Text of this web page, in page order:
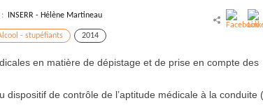
: INSERR - Hélène Martineau
- stupéfiants 2014
en matière de dépistage et de prise en compte des
de contrôle de l’aptitude médicale à la conduite